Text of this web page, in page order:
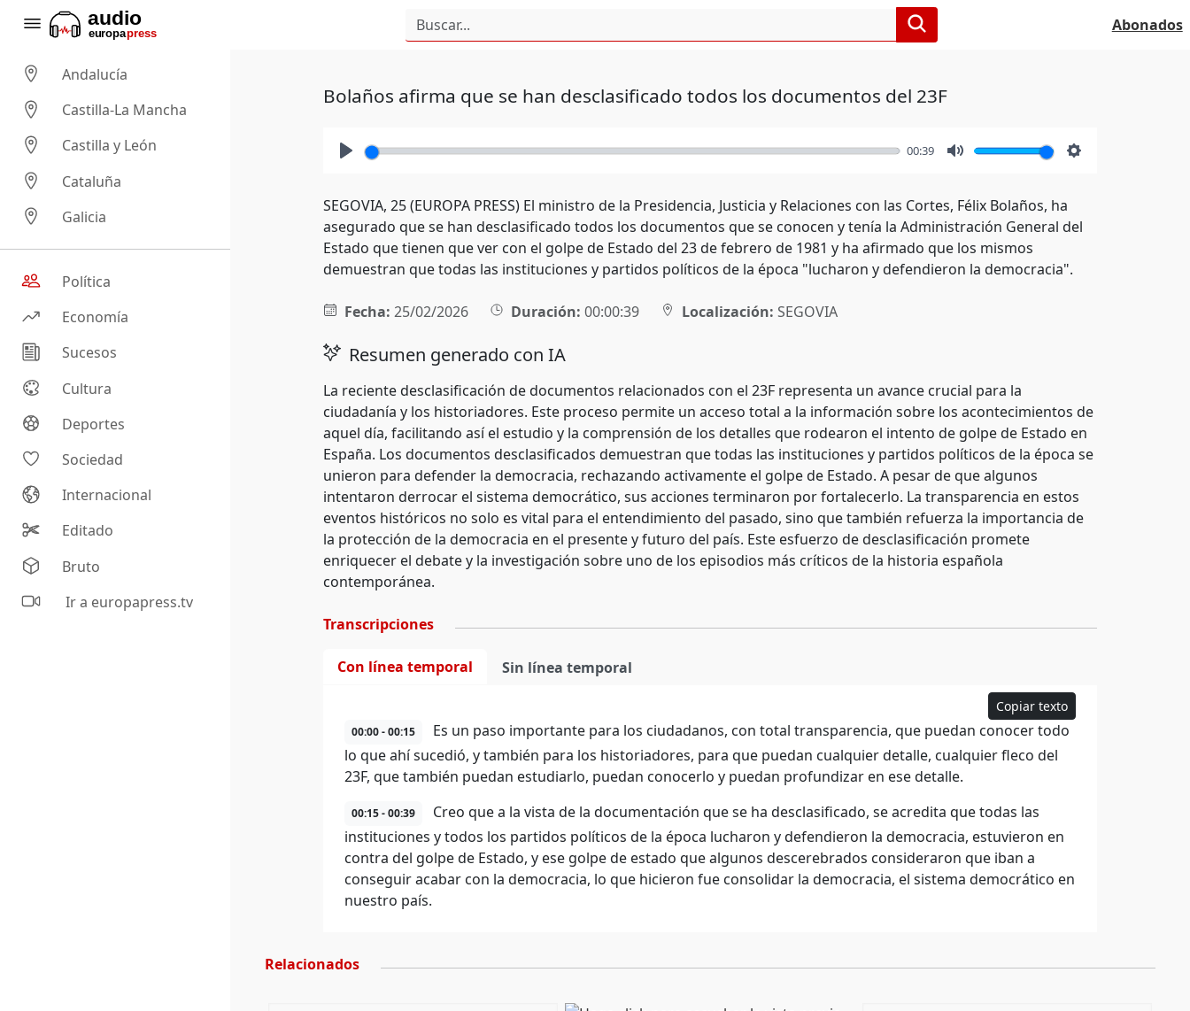
Abonados
Andalucía
Castilla-La Mancha
Castilla y León
Cataluña
Galicia
Política
Economía
Sucesos
Cultura
Deportes
Sociedad
Internacional
Editado
Bruto
Ir a europapress.tv
Bolaños afirma que se han desclasificado todos los documentos del 23F
00:39
SEGOVIA, 25 (EUROPA PRESS) El ministro de la Presidencia, Justicia y Relaciones con las Cortes, Félix Bolaños, ha
asegurado que se han desclasificado todos los documentos que se conocen y tenía la Administración General del
Estado que tienen que ver con el golpe de Estado del 23 de febrero de 1981 y ha afirmado que los mismos
demuestran que todas las instituciones y partidos políticos de la época "lucharon y defendieron la democracia".
Fecha: 25/02/2026 Duración: 00:00:39 Localización: SEGOVIA
Resumen generado con IA
La reciente desclasificación de documentos relacionados con el 23F representa un avance crucial para la
ciudadanía y los historiadores. Este proceso permite un acceso total a la información sobre los acontecimientos de
aquel día, facilitando así el estudio y la comprensión de los detalles que rodearon el intento de golpe de Estado en
España. Los documentos desclasificados demuestran que todas las instituciones y partidos políticos de la época se
unieron para defender la democracia, rechazando activamente el golpe de Estado. A pesar de que algunos
intentaron derrocar el sistema democrático, sus acciones terminaron por fortalecerlo. La transparencia en estos
eventos históricos no solo es vital para el entendimiento del pasado, sino que también refuerza la importancia de
la protección de la democracia en el presente y futuro del país. Este esfuerzo de desclasificación promete
enriquecer el debate y la investigación sobre uno de los episodios más críticos de la historia española
contemporánea.
Transcripciones
Con línea temporal Sin línea temporal
Copiar texto
00:00 - 00:15
Es un paso importante para los ciudadanos, con total transparencia, que puedan conocer todo
lo que ahí sucedió, y también para los historiadores, para que puedan cualquier detalle, cualquier fleco del
23F, que también puedan estudiarlo, puedan conocerlo y puedan profundizar en ese detalle.
00:15 - 00:39
Creo que a la vista de la documentación que se ha desclasificado, se acredita que todas las
instituciones y todos los partidos políticos de la época lucharon y defendieron la democracia, estuvieron en
contra del golpe de Estado, y ese golpe de estado que algunos descerebrados consideraron que iban a
conseguir acabar con la democracia, lo que hicieron fue consolidar la democracia, el sistema democrático en
nuestro país.
Relacionados